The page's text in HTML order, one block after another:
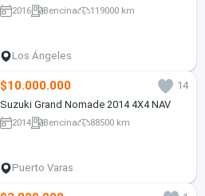
2016 Bencina 119000 km
Los Ángeles
$10.000.000
14
Suzuki Grand Nomade 2014 4X4 NAV
2014 Bencina 88500 km
Puerto Varas